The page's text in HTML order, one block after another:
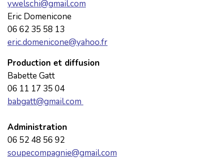
ywelschi@gmail.com
Eric Domenicone
06 62 35 58 13
eric.domenicone@yahoo.fr
Production et diffusion
Babette Gatt
06 11 17 35 04
babgatt@gmail.com
Administration
06 52 48 56 92
soupecompagnie@gmail.com